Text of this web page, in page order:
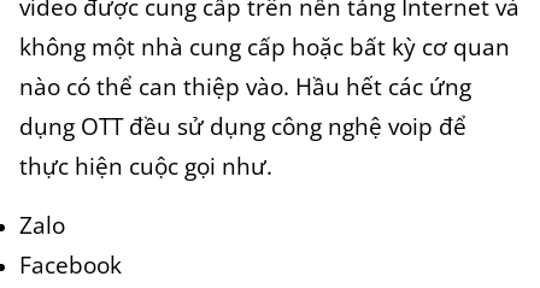
video được cung cấp trên nền tảng Internet và
không một nhà cung cấp hoặc bất kỳ cơ quan
nào có thể can thiệp vào. Hầu hết các ứng
dụng OTT đều sử dụng công nghệ voip để
thực hiện cuộc gọi như.
Zalo
Facebook